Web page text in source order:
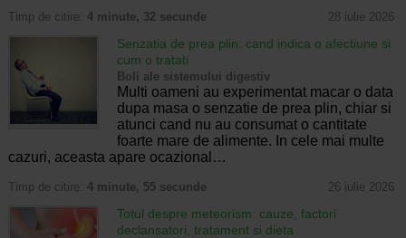
Timp de citire: 4 minute, 32 secunde 28 iulie 2026
Senzatia de prea plin: cand indica o afectiune si
cum o tratati
Boli ale sistemului digestiv
Multi oameni au experimentat macar o data
dupa masa o senzatie de prea plin, chiar si
atunci cand nu au consumat o cantitate
foarte mare de alimente. In cele mai multe
cazuri, aceasta apare ocazional…
Timp de citire: 4 minute, 55 secunde 26 iulie 2026
Totul despre meteorism: cauze, factori
declansatori, tratament si dieta